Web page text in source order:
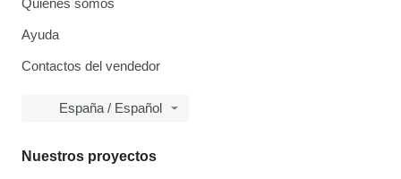
Quiénes somos
Ayuda
Contactos del vendedor
España / Español
Nuestros proyectos